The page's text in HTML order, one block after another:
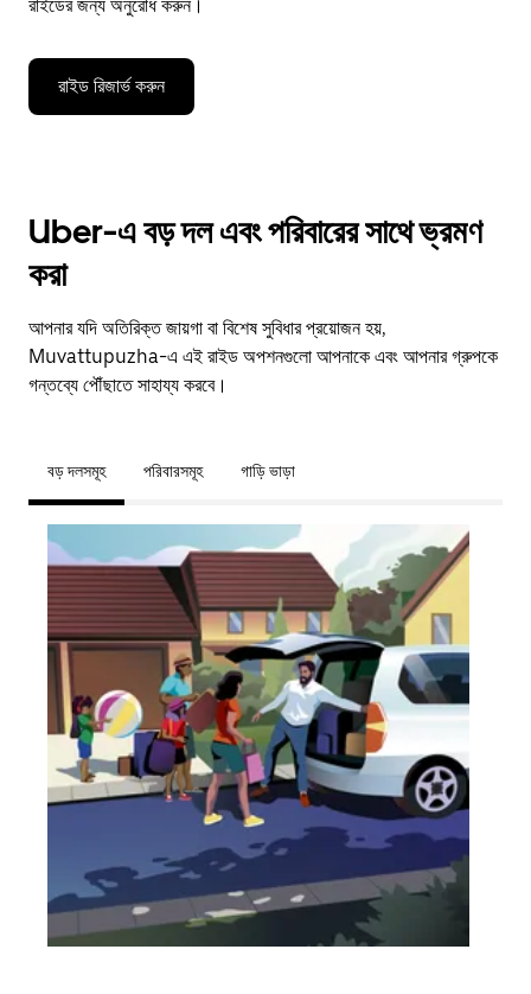
রাইডের জন্য অনুরোধ করুন।
রাইড রিজার্ভ করুন
Uber-এ বড় দল এবং পরিবারের সাথে ভ্রমণ
করা
আপনার যদি অতিরিক্ত জায়গা বা বিশেষ সুবিধার প্রয়োজন হয়,
Muvattupuzha-এ এই রাইড অপশনগুলো আপনাকে এবং আপনার গ্রুপকে
গন্তব্যে পৌঁছাতে সাহায্য করবে।
বড় দলসমূহ পরিবারসমূহ গাড়ি ভাড়া